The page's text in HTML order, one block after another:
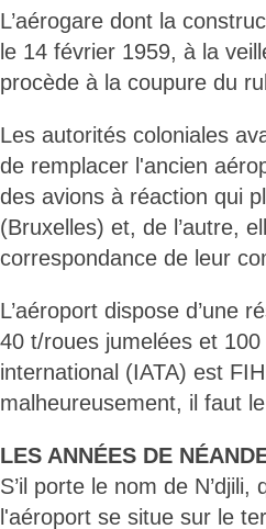
L’aérogare dont la
le 14 février 1959, à la
procède à la coupure du
Les autorités coloniales
de remplacer l'ancien
des avions à réaction qui
(Bruxelles) et, de l’autre,
correspondance de leur
L’aéroport dispose d’une
40 t/roues jumelées et 100
international (IATA) est
malheureusement, il faut
LES ANNÉES DE
S’il porte le nom de
l'aéroport se situe sur le